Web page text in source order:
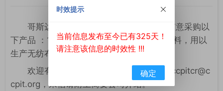
哥斯达黎加企业 Romadu Comercial 有意采购以
下产品 ：1台挤出机、1台切割机、无纺布原料，用以
生产无纺布袋。
欢迎有相关产品的供应商联系邮箱咨询ccpitcr@c
cpit.org，来信请附上简要公司介绍。
时效提示
当前信息发布至今已有325天！
请注意该信息的时效性 !!!
确定